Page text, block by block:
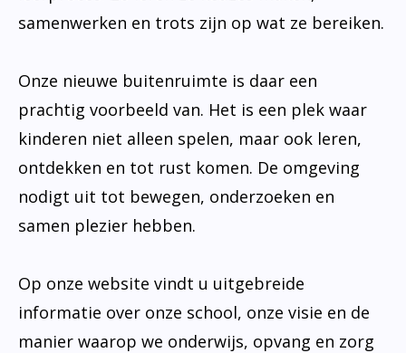
samenwerken en trots zijn op wat ze bereiken.
Onze nieuwe buitenruimte is daar een
prachtig voorbeeld van. Het is een plek waar
kinderen niet alleen spelen, maar ook leren,
ontdekken en tot rust komen. De omgeving
nodigt uit tot bewegen, onderzoeken en
samen plezier hebben.
Op onze website vindt u uitgebreide
informatie over onze school, onze visie en de
manier waarop we onderwijs, opvang en zorg